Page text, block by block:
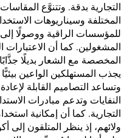
التجارية بدقة. وتتنوَّع
المختلفة وسيناريوهات
للمؤسسات الراقية ووصولًا إلى
المشغولين. كما أن الاعتبارات
المخصصة مع الشعار بديلًا
يجذب المستهلكين الواعين
وتساعد التصاميم القابلة
النفايات وتدعم مبادرات
التجارية. كما أن إمكانية
ولائهم، إذ ينظر المتلقون